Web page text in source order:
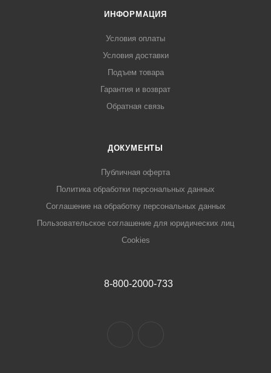
ИНФОРМАЦИЯ
Условия оплаты
Условия доставки
Подъем товара
Гарантия и возврат
Обратная связь
ДОКУМЕНТЫ
Публичная оферта
Политика обработки персональных данных
Соглашение на обработку персональных данных
Пользовательское соглашение для юридических лиц
Cookies
8-800-2000-733